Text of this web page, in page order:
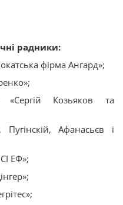
радники:
фірма Ангард»;
Козьяков та
Афанасьєв і
ЕФ»;